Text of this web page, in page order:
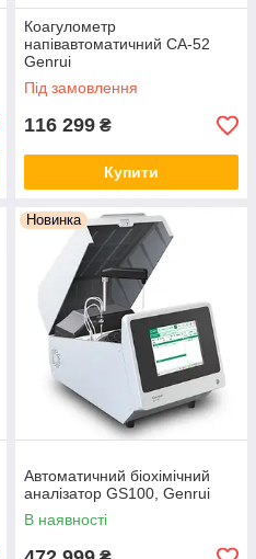
Коагулометр
напівавтоматичний CA-52
Genrui
Під замовлення
116 299 ₴
Купити
Новинка
Автоматичний біохімічний
аналізатор GS100, Genrui
В наявності